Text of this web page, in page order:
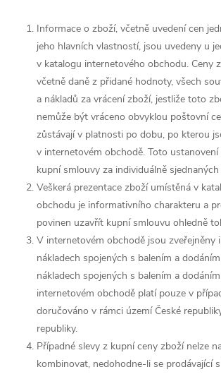
Informace o zboží, včetně uvedení cen
jeho hlavních vlastností, jsou uvedeny u
v katalogu internetového obchodu. Ceny
včetně daně z přidané hodnoty, všech
a nákladů za vrácení zboží, jestliže toto
nemůže být vráceno obvyklou poštovní
zůstávají v platnosti po dobu, po kterou
v internetovém obchodě. Toto
kupní smlouvy za individuálně
Veškerá prezentace zboží umístěná v
obchodu je informativního charakteru a
povinen uzavřít kupní smlouvu ohledně
V internetovém obchodě jsou zveřejněny
nákladech spojených s balením a
nákladech spojených s balením a
internetovém obchodě platí pouze v
doručováno v rámci území České
republiky.
Případné slevy z kupní ceny zboží nelze
kombinovat, nedohodne-li se prodávající